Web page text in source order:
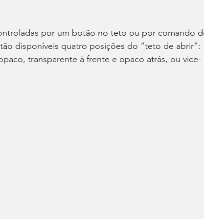
por um botão no teto ou por comando
disponíveis quatro posições do “teto de abrir”:
transparente à frente e opaco atrás, ou vice-